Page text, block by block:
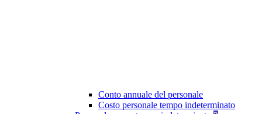
Conto annuale del personale
Costo personale tempo indeterminato